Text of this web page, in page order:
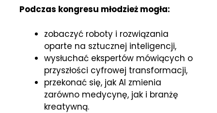
Podczas kongresu młodzież mogła:
zobaczyć roboty i rozwiązania
oparte na sztucznej inteligencji,
wysłuchać ekspertów mówiących o
przyszłości cyfrowej transformacji,
przekonać się, jak AI zmienia
zarówno medycynę, jak i branżę
kreatywną.